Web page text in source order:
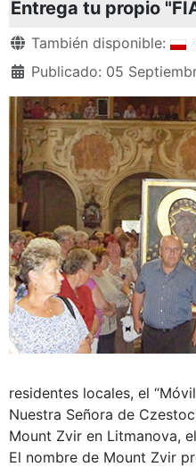
Entrega tu propio
Detalles
También disponible:
Publicado: 05
residentes locales, el
Nuestra Señora de
Mount Zvir en Litmanova,
El nombre de Mount Zvir